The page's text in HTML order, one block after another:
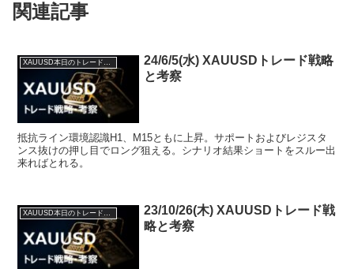
関連記事
XAUUSD本日のトレード戦略と考察
24/6/5(水) XAUUSDトレード戦略
と考察
抵抗ライン環境認識H1、M15ともに上昇。サポートおよびレジスタ
ンス抜けの押し目でロング狙える。シナリオ結果ショートをスルー出
来ればとれる。
23/10/26(木) XAUUSDトレード戦
略と考察